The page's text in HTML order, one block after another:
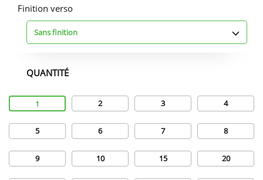
Finition verso
Sans finition
Quantité
QUANTITÉ
1 2 3 4
5 6 7 8
9 10 15 20